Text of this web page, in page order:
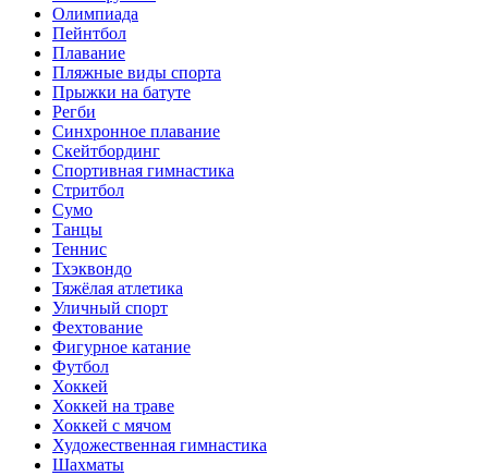
Олимпиада
Пейнтбол
Плавание
Пляжные виды спорта
Прыжки на батуте
Регби
Синхронное плавание
Скейтбординг
Спортивная гимнастика
Стритбол
Сумо
Танцы
Теннис
Тхэквондо
Тяжёлая атлетика
Уличный спорт
Фехтование
Фигурное катание
Футбол
Хоккей
Хоккей на траве
Хоккей с мячом
Художественная гимнастика
Шахматы